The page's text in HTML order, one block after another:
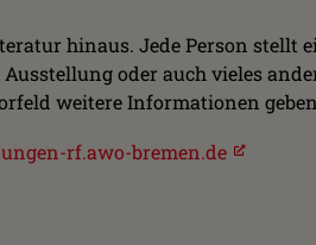
hinaus. Jede Person stellt
oder auch vieles
weitere Informationen
rf.awo-bremen.de